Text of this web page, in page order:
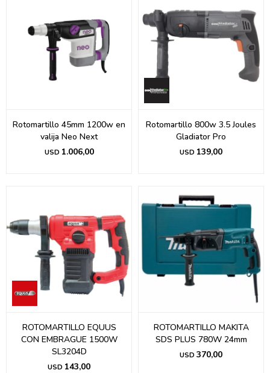
Rotomartillo 45mm 1200w en
valija Neo Next
USD 1.006,00
Rotomartillo 800w 3.5 Joules
Gladiator Pro
USD 139,00
ROTOMARTILLO EQUUS
CON EMBRAGUE 1500W
SL3204D
USD 143,00
ROTOMARTILLO MAKITA
SDS PLUS 780W 24mm
USD 370,00